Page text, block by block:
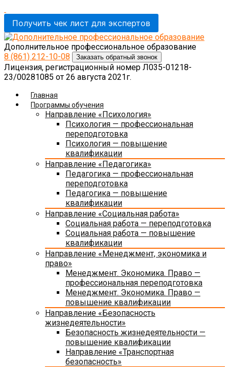
Получить чек лист для экспертов
Дополнительное профессиональное образование
8 (861) 212-10-08 Заказать обратный звонок
Лицензия, регистрационный номер Л035-01218-
23/00281085 от 26 августа 2021г.
Главная
Программы обучения
Направление «Психология»
Психология — профессиональная
переподготовка
Психология — повышение
квалификации
Направление «Педагогика»
Педагогика — профессиональная
переподготовка
Педагогика — повышение
квалификации
Направление «Социальная работа»
Социальная работа — переподготовка
Социальная работа — повышение
квалификации
Направление «Менеджмент, экономика и
право»
Менеджмент. Экономика. Право —
профессиональная переподготовка
Менеджмент. Экономика. Право —
повышение квалификации
Направление «Безопасность
жизнедеятельности»
Безопасность жизнедеятельности —
повышение квалификации
Направление «Транспортная
безопасность»